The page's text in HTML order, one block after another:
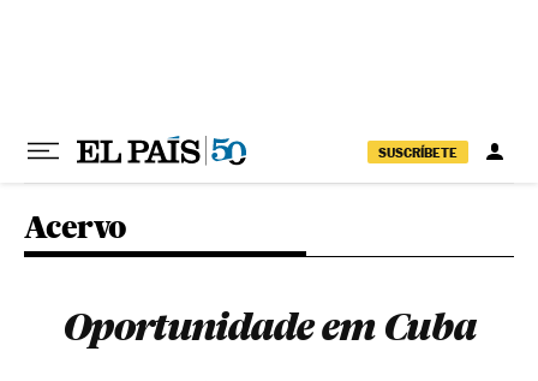
SUSCRÍBETE
Acervo
Oportunidade em Cuba